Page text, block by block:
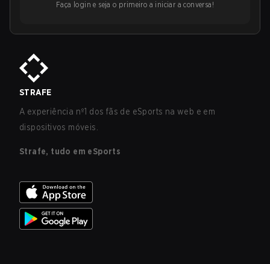
Faça login e seja o primeiro a iniciar a conversa!
STRAFE
A experiência nº1 dos fãs de eSports na web e em
dispositivos móveis.
Strafe, tudo em eSports